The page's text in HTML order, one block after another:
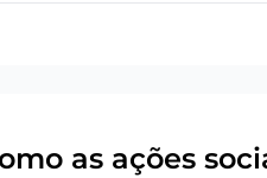
as ações